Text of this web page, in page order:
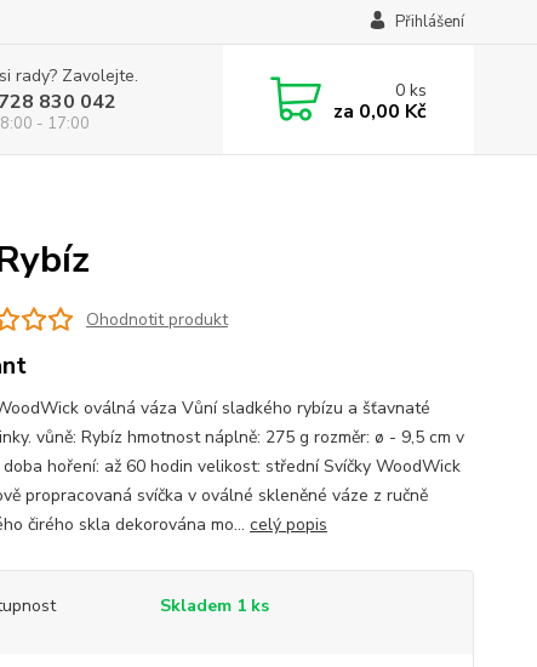
Přihlášení
rady? Zavolejte.
830 042
- 17:00
0ks
za 0,00 Kč
Ohodnotit produkt
oválná váza Vůní sladkého rybízu a šťavnaté
vůně: Rybíz hmotnost náplně: 275 g rozměr: ø - 9,5 cm v
hoření: až 60 hodin velikost: střední Svíčky WoodWick
propracovaná svíčka v oválné skleněné váze z ručně
čirého skla dekorována mo... celý popis
Skladem 1 ks